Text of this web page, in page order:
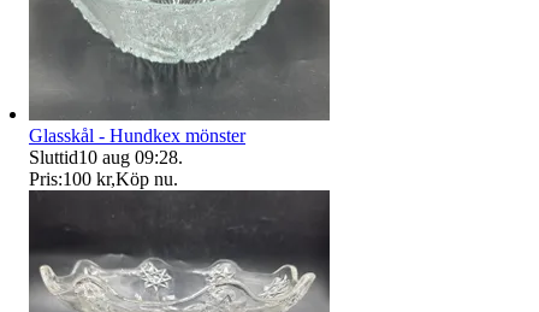
Glasskål - Hundkex mönster
Sluttid10 aug 09:28.
Pris:100 kr,Köp nu.